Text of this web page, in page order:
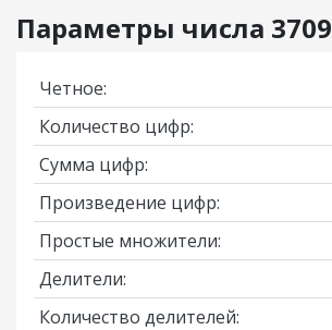
Параметры числа 3709
Четное:
Количество цифр:
Сумма цифр:
Произведение цифр:
Простые множители:
Делители:
Количество делителей: